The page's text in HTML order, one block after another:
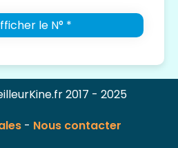
le N° *
2017 - 2025
- Nous contacter